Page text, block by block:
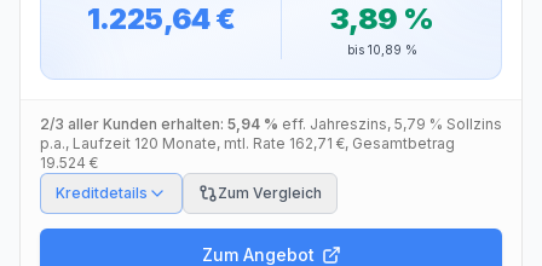
1.225,64 € 3,89 %
bis 10,89 %
2/3 aller Kunden erhalten: 5,94 % eff. Jahreszins, 5,79 % Sollzins
p.a., Laufzeit 120 Monate, mtl. Rate 162,71 €, Gesamtbetrag
19.524 €
Kreditdetails
Zum Vergleich
Zum Angebot